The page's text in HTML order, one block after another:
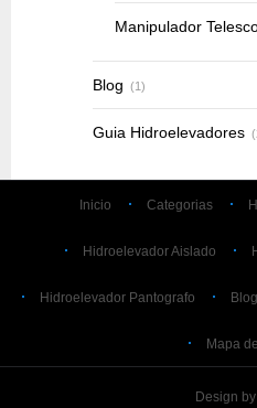
Manipulador
Blog (1)
Guia Hidroelevadores
Inicio Categorias
Hidroelevador Aislado
Hidroelevador Pantografo Blog
Mapa
Design by